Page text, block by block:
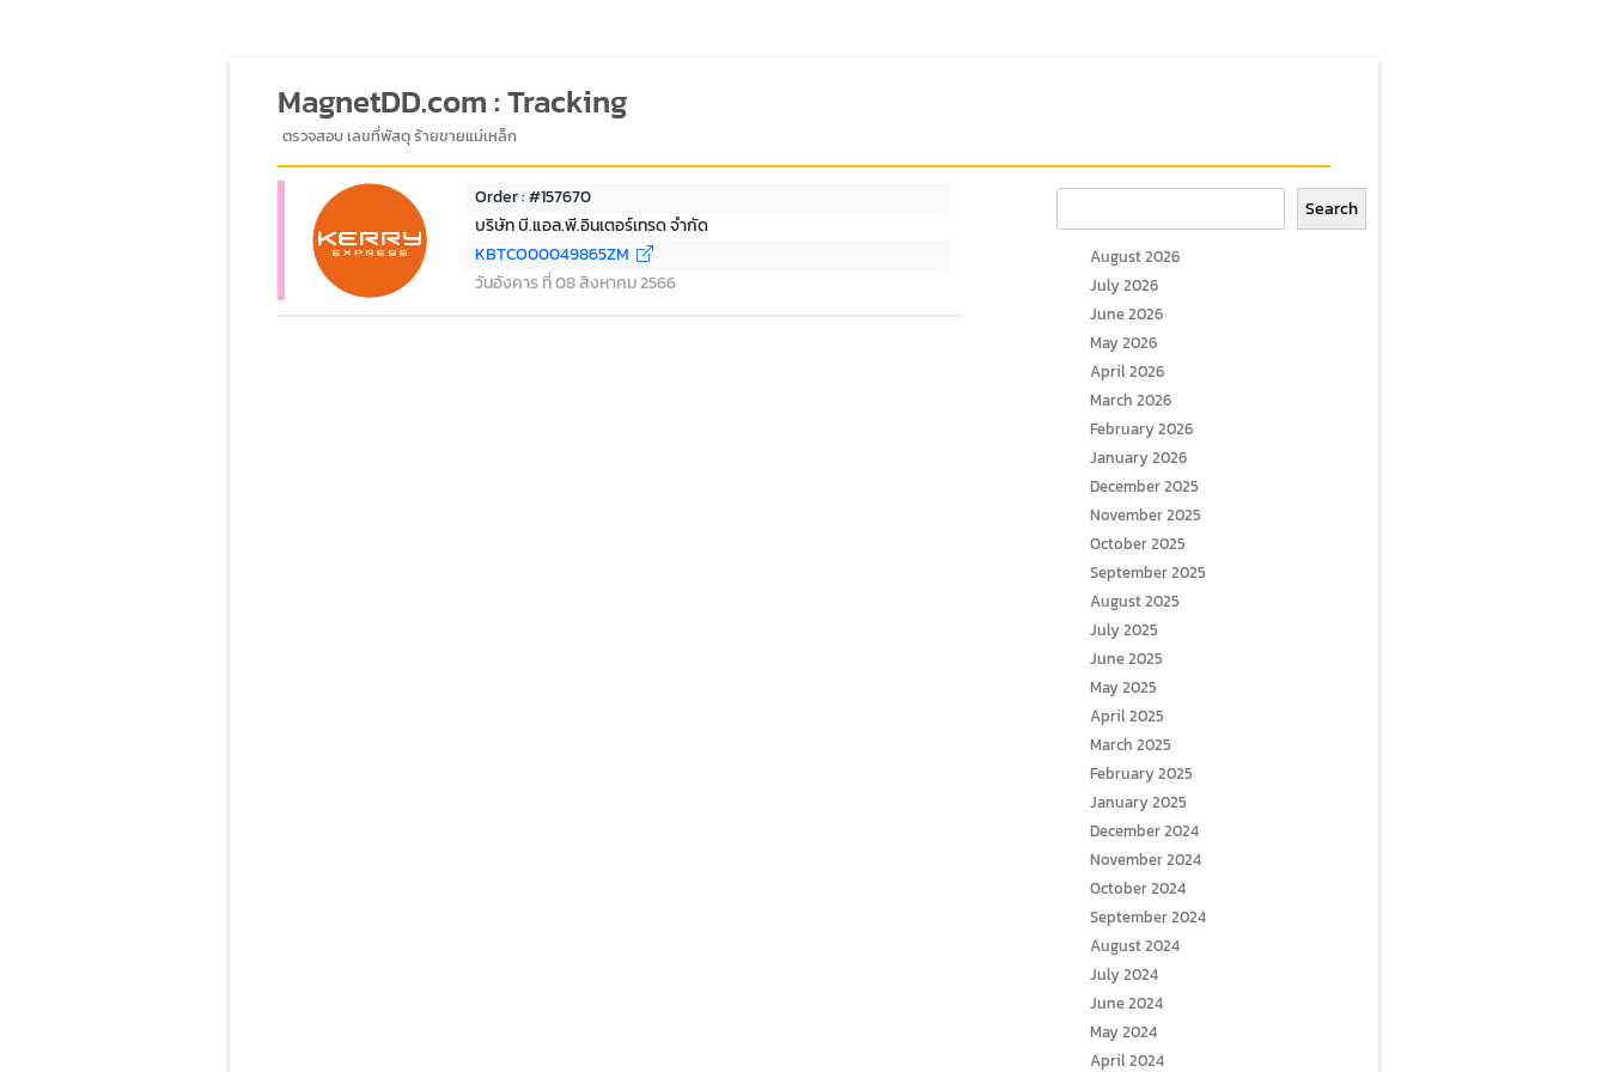
MagnetDD.com : Tracking
ตรวจสอบ เลขที่พัสดุ ร้ายขายแม่เหล็ก
Order : #157670
บริษัท บี.แอล.พี.อินเตอร์เทรด จำกัด
KBTCO00049865ZM
วันอังคาร ที่ 08 สิงหาคม 2566
Search
August 2026
July 2026
June 2026
May 2026
April 2026
March 2026
February 2026
January 2026
December 2025
November 2025
October 2025
September 2025
August 2025
July 2025
June 2025
May 2025
April 2025
March 2025
February 2025
January 2025
December 2024
November 2024
October 2024
September 2024
August 2024
July 2024
June 2024
May 2024
April 2024